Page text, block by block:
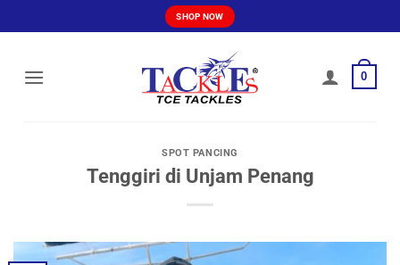
to
SHOP NOW
0
SPOT PANCING
Tenggiri di Unjam Penang